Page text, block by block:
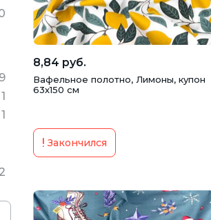
9
1
1
2
8,84 руб.
Вафельное полотно, Лимоны, купон
63х150 см
Закончился